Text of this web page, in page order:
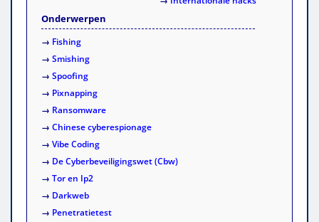
Onderwerpen
→ Fishing
→ Smishing
→ Spoofing
→ Pixnapping
→ Ransomware
→ Chinese cyberespionage
→ Vibe Coding
→ De Cyberbeveiligingswet (Cbw)
→ Tor en Ip2
→ Darkweb
→ Penetratietest